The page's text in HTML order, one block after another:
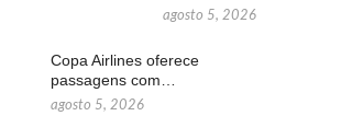
agosto 5, 2026
Copa Airlines oferece
passagens com…
agosto 5, 2026